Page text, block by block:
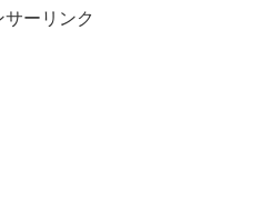
サーリンク